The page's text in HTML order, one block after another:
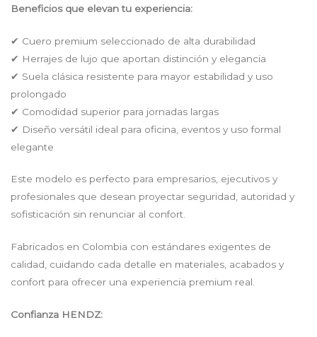
Beneficios que elevan tu experiencia:
✔ Cuero premium seleccionado de alta durabilidad
✔ Herrajes de lujo que aportan distinción y elegancia
✔ Suela clásica resistente para mayor estabilidad y uso
prolongado
✔ Comodidad superior para jornadas largas
✔ Diseño versátil ideal para oficina, eventos y uso formal
elegante
Este modelo es perfecto para empresarios, ejecutivos y
profesionales que desean proyectar seguridad, autoridad y
sofisticación sin renunciar al confort.
Fabricados en Colombia con estándares exigentes de
calidad, cuidando cada detalle en materiales, acabados y
confort para ofrecer una experiencia premium real.
Confianza HENDZ: